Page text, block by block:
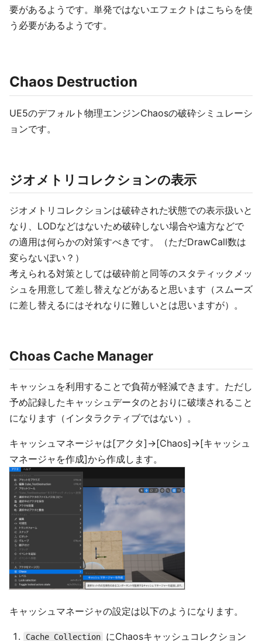
要があるようです。単発ではないエフェクトはこちらを使
う必要があるようです。
Chaos Destruction
UE5のデフォルト物理エンジンChaosの破砕シミュレーシ
ョンです。
ジオメトリコレクションの表示
ジオメトリコレクションは破砕された状態での表示扱いと
なり、LODなどはないため破砕しない場合や遠方などで
の適用は何らかの対策すべきです。（ただDrawCall数は
変らないぽい？）
考えられる対策としては破砕前と同等のスタティックメッ
シュを用意して差し替えなどがあると思います（スムーズ
に差し替えるにはそれなりに難しいとは思いますが）。
Choas Cache Manager
キャッシュを利用することで負荷が軽減できます。ただし
予め記録したキャッシュデータのとおりに破壊されること
になります（インタラクティブではない）。
キャッシュマネージャは[アクタ]->[Chaos]->[キャッシュ
マネージャを作成]から作成します。
キャッシュマネージャの設定は以下のようになります。
Cache Collection
にChaosキャッシュコレクション